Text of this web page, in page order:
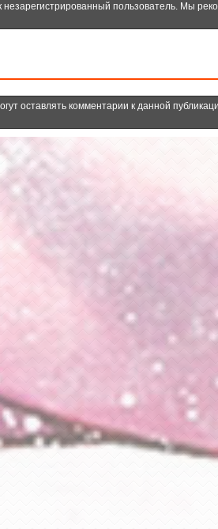
пользователь. Мы
оставлять комментарии к данной